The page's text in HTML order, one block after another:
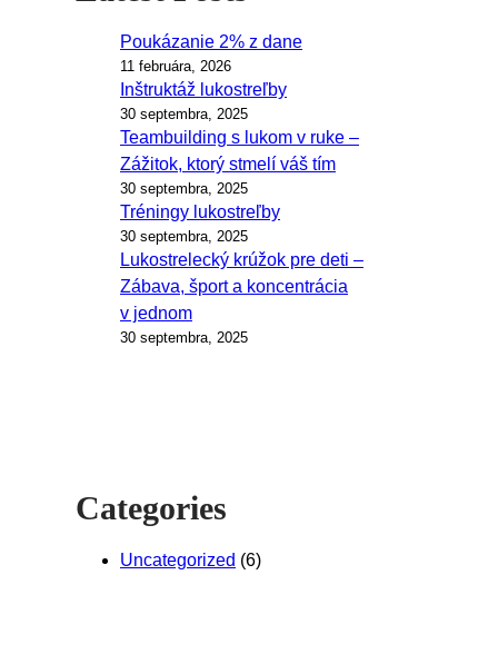
Poukázanie 2% z dane
11 februára, 2026
Inštruktáž lukostreľby
30 septembra, 2025
Teambuilding s lukom v ruke –
Zážitok, ktorý stmelí váš tím
30 septembra, 2025
Tréningy lukostreľby
30 septembra, 2025
Lukostrelecký krúžok pre deti –
Zábava, šport a koncentrácia
v jednom
30 septembra, 2025
Categories
Uncategorized (6)